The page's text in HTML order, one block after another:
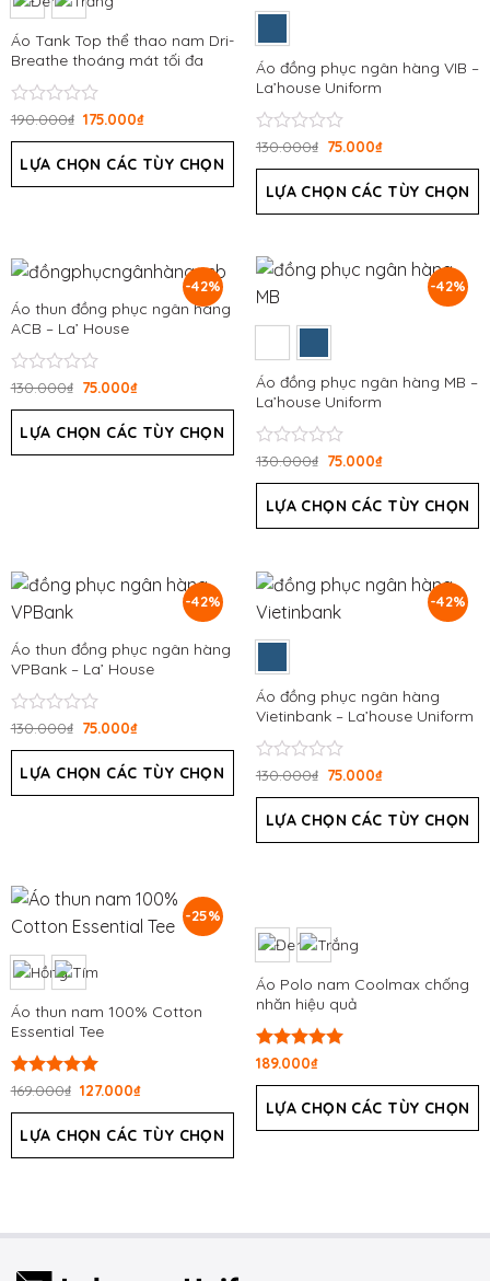
Áo Tank Top thể thao nam Dri-
Breathe thoáng mát tối đa
Được
hạng
5
190.000₫ 175.000₫
LỰA CHỌN CÁC TÙY CHỌN
Áo đồng phục ngân hàng VIB –
La’house Uniform
Được
hạng
5
130.000₫ 75.000₫
LỰA CHỌN CÁC TÙY CHỌN
-42%
Áo thun đồng phục ngân hàng
ACB – La’ House
Được
hạng
5
130.000₫ 75.000₫
LỰA CHỌN CÁC TÙY CHỌN
-42%
Áo đồng phục ngân hàng MB –
La’house Uniform
Được
hạng
5
130.000₫ 75.000₫
LỰA CHỌN CÁC TÙY CHỌN
-42%
Áo thun đồng phục ngân hàng
VPBank – La’ House
Được
hạng
5
130.000₫ 75.000₫
LỰA CHỌN CÁC TÙY CHỌN
-42%
Áo đồng phục ngân hàng
Vietinbank – La’house Uniform
Được
hạng
5
130.000₫ 75.000₫
LỰA CHỌN CÁC TÙY CHỌN
-25%
Áo thun nam 100% Cotton
Essential Tee
Được xếp
5 sao
169.000₫ 127.000₫
LỰA CHỌN CÁC TÙY CHỌN
Áo Polo nam Coolmax chống
nhăn hiệu quả
Được xếp
5 sao
189.000₫
LỰA CHỌN CÁC TÙY CHỌN